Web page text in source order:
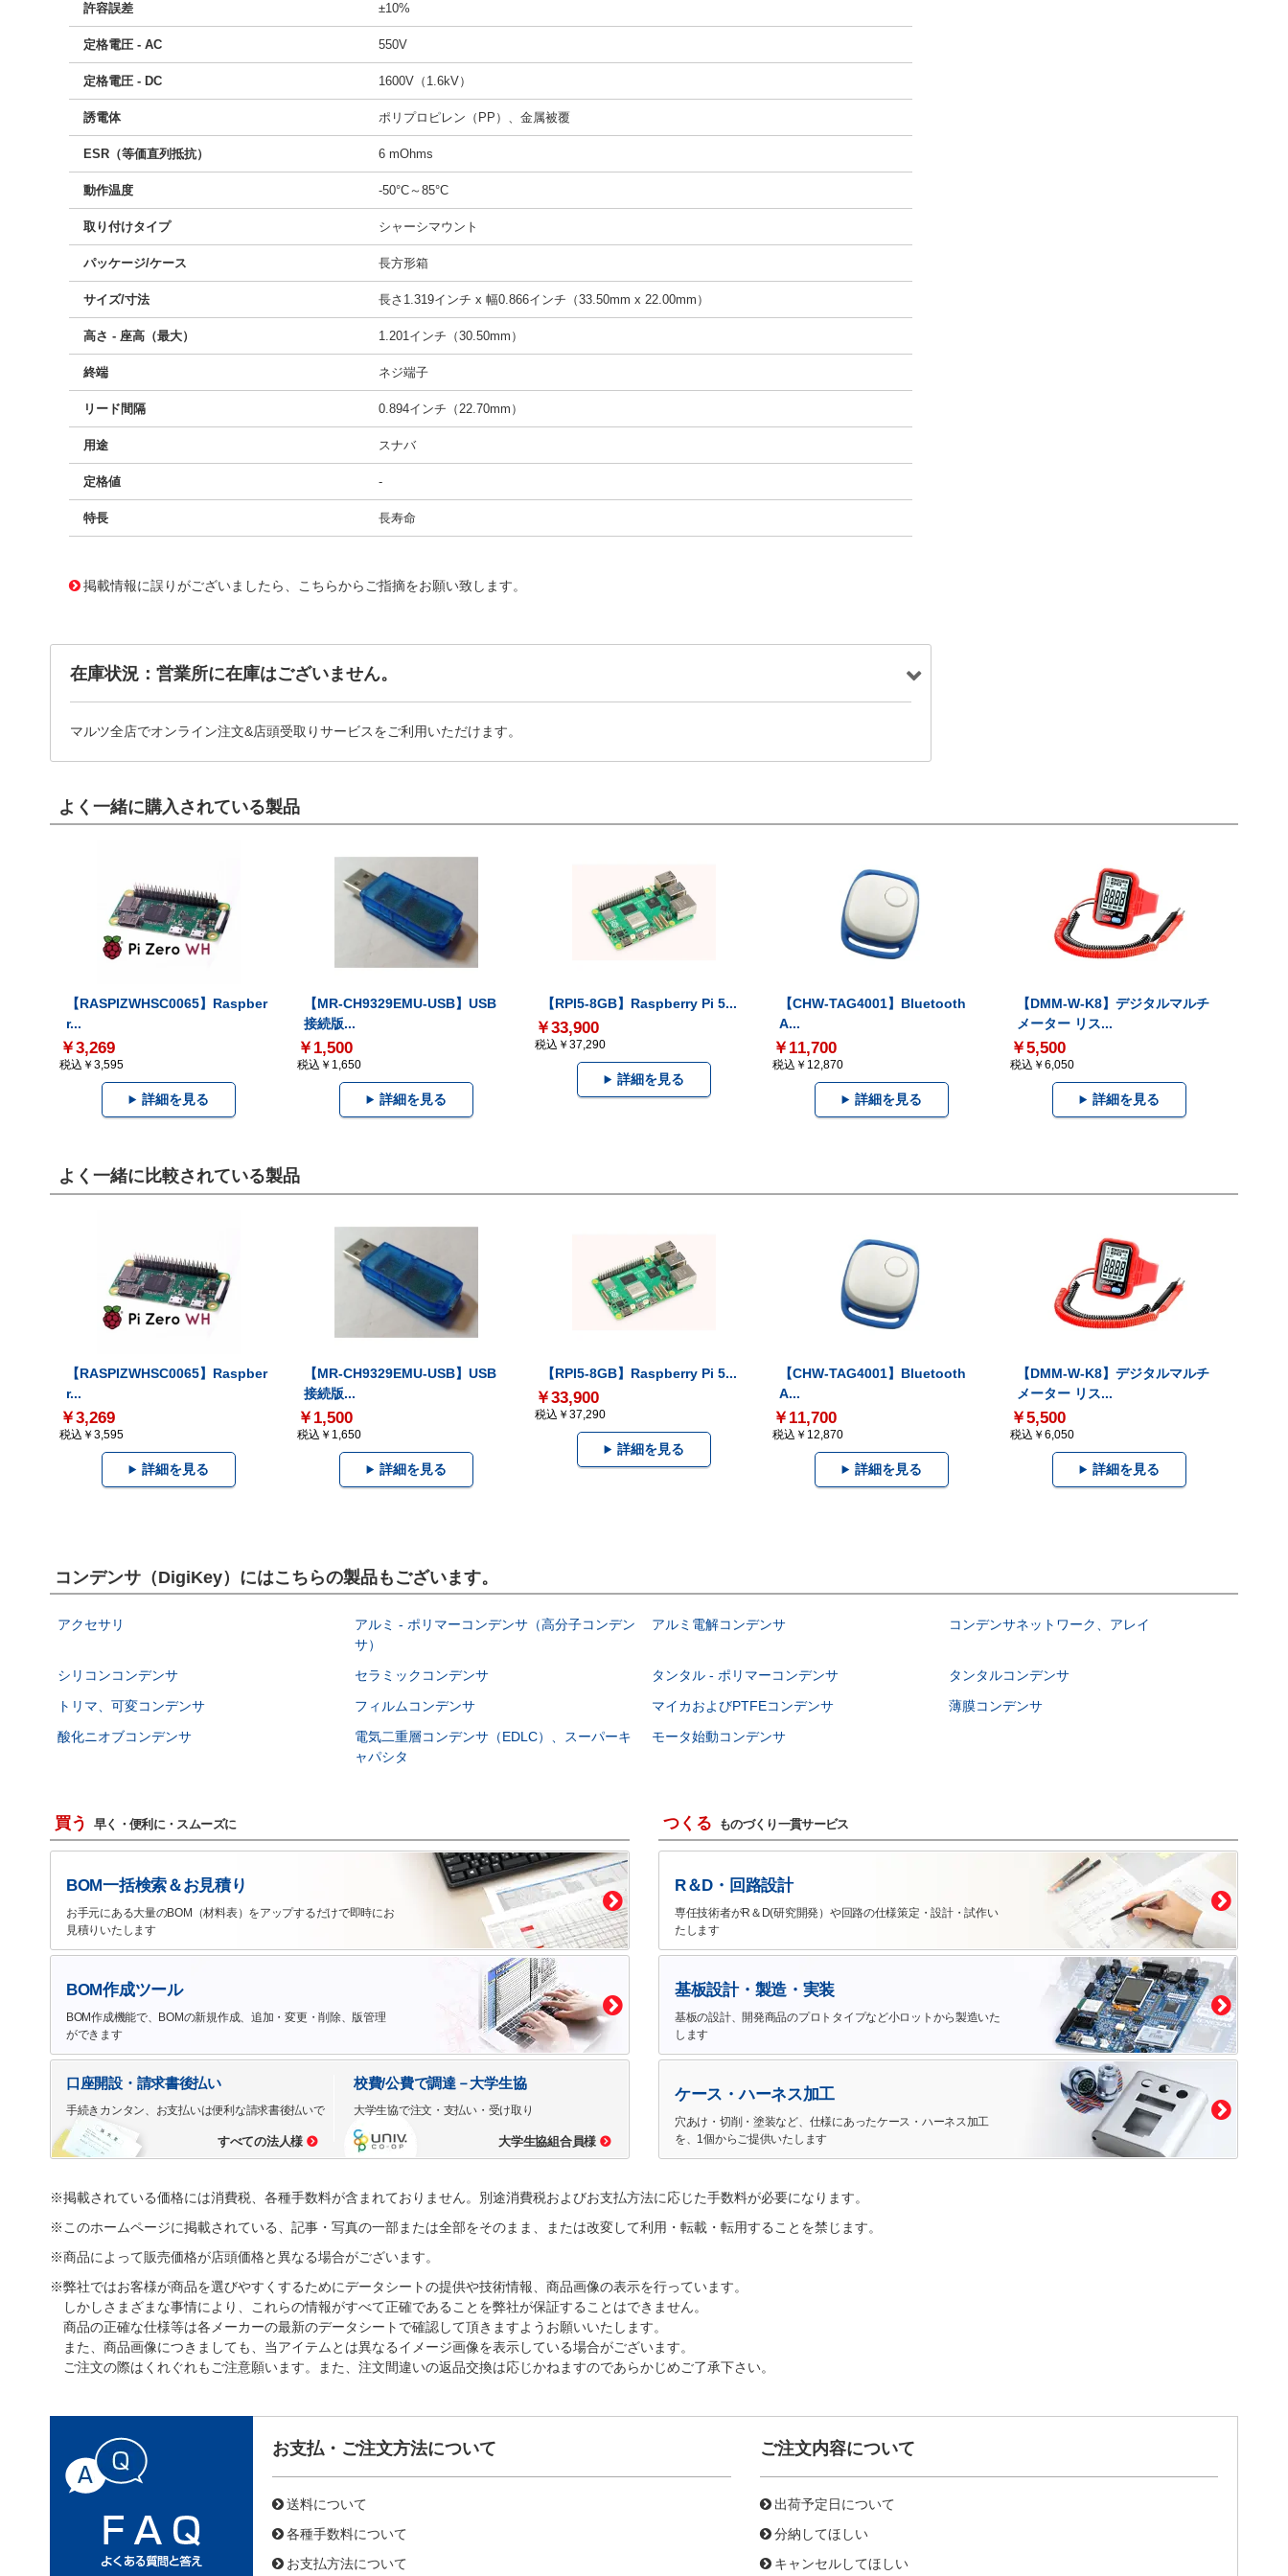
許容誤差 ±10%
定格電圧 - AC 550V
定格電圧 - DC 1600V（1.6kV）
誘電体 ポリプロピレン（PP）、金属被覆
ESR（等価直列抵抗） 6 mOhms
動作温度 -50°C～85°C
取り付けタイプ シャーシマウント
パッケージ/ケース 長方形箱
サイズ/寸法 長さ1.319インチ x 幅0.866インチ（33.50mm x 22.00mm）
高さ - 座高（最大） 1.201インチ（30.50mm）
終端 ネジ端子
リード間隔 0.894インチ（22.70mm）
用途 スナバ
定格値 -
特長 長寿命
掲載情報に誤りがございましたら、こちらからご指摘をお願い致します。
在庫状況：営業所に在庫はございません。
マルツ全店でオンライン注文&店頭受取りサービスをご利用いただけます。
よく一緒に購入されている製品
【RASPIZWHSC0065】Raspber
r...
￥3,269
税込￥3,595
詳細を見る
【MR-CH9329EMU-USB】USB
接続版...
￥1,500
税込￥1,650
詳細を見る
【RPI5-8GB】Raspberry Pi 5...
￥33,900
税込￥37,290
詳細を見る
【CHW-TAG4001】Bluetooth
A...
￥11,700
税込￥12,870
詳細を見る
【DMM-W-K8】デジタルマルチ
メーター リス...
￥5,500
税込￥6,050
詳細を見る
よく一緒に比較されている製品
【RASPIZWHSC0065】Raspber
r...
￥3,269
税込￥3,595
詳細を見る
【MR-CH9329EMU-USB】USB
接続版...
￥1,500
税込￥1,650
詳細を見る
【RPI5-8GB】Raspberry Pi 5...
￥33,900
税込￥37,290
詳細を見る
【CHW-TAG4001】Bluetooth
A...
￥11,700
税込￥12,870
詳細を見る
【DMM-W-K8】デジタルマルチ
メーター リス...
￥5,500
税込￥6,050
詳細を見る
コンデンサ（DigiKey）にはこちらの製品もございます。
アクセサリ
アルミ - ポリマーコンデンサ（高分子コンデン
サ）
アルミ電解コンデンサ コンデンサネットワーク、アレイ
シリコンコンデンサ セラミックコンデンサ タンタル - ポリマーコンデンサ
タンタルコンデンサ
トリマ、可変コンデンサ
フィルムコンデンサ マイカおよびPTFEコンデンサ
薄膜コンデンサ
酸化ニオブコンデンサ
電気二重層コンデンサ（EDLC）、スーパーキ
ャパシタ
モータ始動コンデンサ
買う 早く・便利に・スムーズに
BOM一括検索＆お見積り
お手元にある大量のBOM（材料表）をアップするだけで即時にお
見積りいたします
BOM作成ツール
BOM作成機能で、BOMの新規作成、追加・変更・削除、版管理
ができます
口座開設・請求書後払い
手続きカンタン、お支払いは便利な請求書後払いで
すべての法人様
校費/公費で調達－大学生協
大学生協で注文・支払い・受け取り
大学生協組合員様
つくる ものづくり一貫サービス
R＆D・回路設計
専任技術者がR＆D(研究開発）や回路の仕様策定・設計・試作い
たします
基板設計・製造・実装
基板の設計、開発商品のプロトタイプなど小ロットから製造いた
します
ケース・ハーネス加工
穴あけ・切削・塗装など、仕様にあったケース・ハーネス加工
を、1個からご提供いたします
※掲載されている価格には消費税、各種手数料が含まれておりません。別途消費税およびお支払方法に応じた手数料が必要になります。
※このホームページに掲載されている、記事・写真の一部または全部をそのまま、または改変して利用・転載・転用することを禁じます。
※商品によって販売価格が店頭価格と異なる場合がございます。
※弊社ではお客様が商品を選びやすくするためにデータシートの提供や技術情報、商品画像の表示を行っています。
しかしさまざまな事情により、これらの情報がすべて正確であることを弊社が保証することはできません。
商品の正確な仕様等は各メーカーの最新のデータシートで確認して頂きますようお願いいたします。
また、商品画像につきましても、当アイテムとは異なるイメージ画像を表示している場合がございます。
ご注文の際はくれぐれもご注意願います。また、注文間違いの返品交換は応じかねますのであらかじめご了承下さい。
お支払・ご注文方法について
送料について
各種手数料について
お支払方法について
ご注文内容について
出荷予定日について
分納してほしい
キャンセルしてほしい